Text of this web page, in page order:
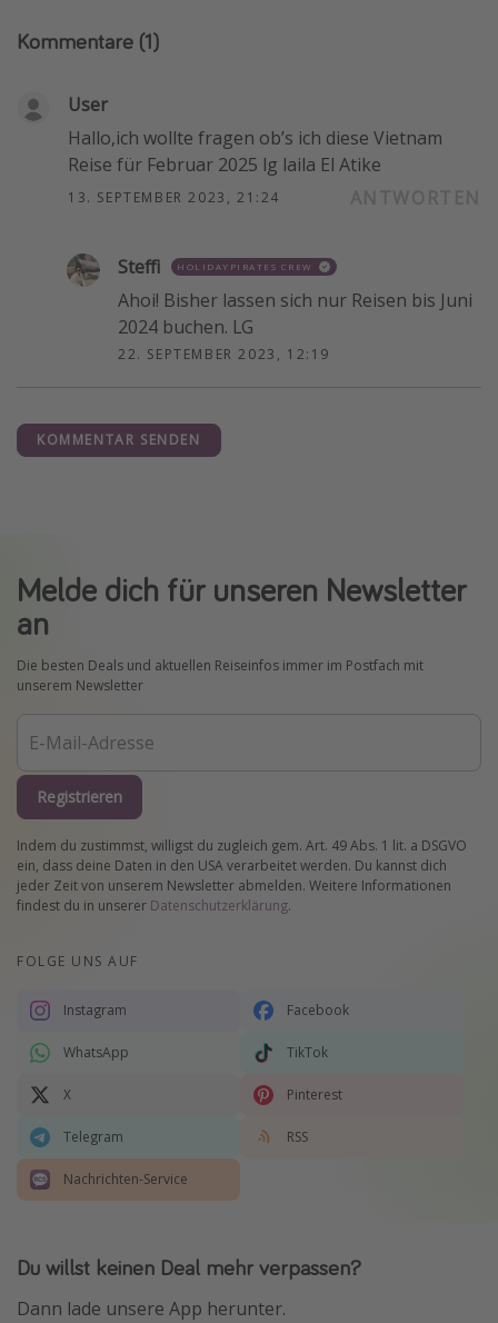
Kommentare (1)
User
Hallo,ich wollte fragen ob’s ich diese Vietnam
Reise für Februar 2025 lg laila El Atike
13. SEPTEMBER 2023, 21:24
Steffi HOLIDAYPIRATES CREW
Ahoi! Bisher lassen sich nur Reisen bis Juni
2024 buchen. LG
22. SEPTEMBER 2023, 12:19
KOMMENTAR SENDEN
Melde dich für unseren Newsletter
an
Die besten Deals und aktuellen Reiseinfos immer im Postfach mit
unserem Newsletter
Registrieren
Indem du zustimmst, willigst du zugleich gem. Art. 49 Abs. 1 lit. a DSGVO
ein, dass deine Daten in den USA verarbeitet werden. Du kannst dich
jeder Zeit von unserem Newsletter abmelden. Weitere Informationen
findest du in unserer Datenschutzerklärung.
FOLGE UNS AUF
Instagram Facebook
WhatsApp TikTok
X Pinterest
Telegram RSS
Nachrichten-Service
Du willst keinen Deal mehr verpassen?
Dann lade unsere App herunter.